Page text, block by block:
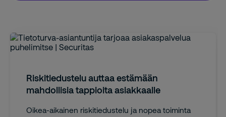
Riskitiedustelu auttaa estämään
mahdollisia tappioita asiakkaalle
Oikea-aikainen riskitiedustelu ja nopea toiminta